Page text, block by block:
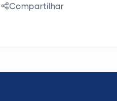
Compartilhar